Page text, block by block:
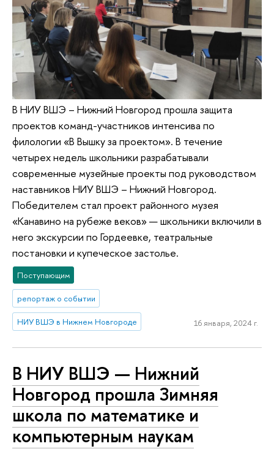
В НИУ ВШЭ – Нижний Новгород прошла защита
проектов команд-участников интенсива по
филологии «В Вышку за проектом». В течение
четырех недель школьники разрабатывали
современные музейные проекты под руководством
наставников НИУ ВШЭ – Нижний Новгород.
Победителем стал проект районного музея
«Канавино на рубеже веков» — школьники включили в
него экскурсии по Гордеевке, театральные
постановки и купеческое застолье.
Поступающим
репортаж о событии
НИУ ВШЭ в Нижнем Новгороде 16 января, 2024 г.
В НИУ ВШЭ — Нижний
Новгород прошла Зимняя
школа по математике и
компьютерным наукам